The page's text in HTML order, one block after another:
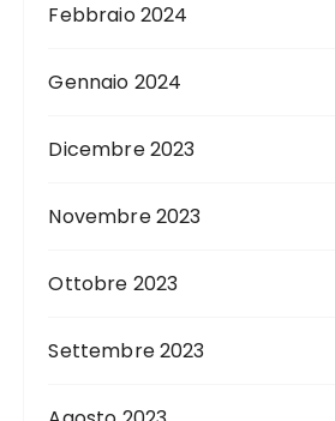
Febbraio 2024
Gennaio 2024
Dicembre 2023
Novembre 2023
Ottobre 2023
Settembre 2023